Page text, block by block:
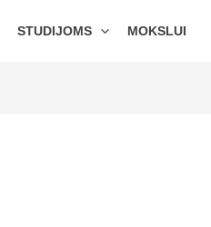
STUDIJOMS MOKSLUI